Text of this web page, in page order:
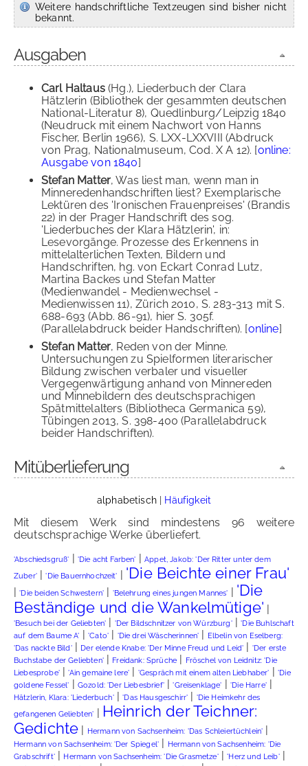
Weitere handschriftliche Textzeugen sind bisher nicht
bekannt.
Ausgaben
Carl Haltaus(Hg.), Liederbuch der Clara
Hätzlerin (Bibliothek der gesammten deutschen
National-Literatur 8), Quedlinburg/Leipzig 1840
(Neudruck mit einem Nachwort von Hanns
Fischer, Berlin 1966), S. LXX-LXXVIII (Abdruck
von Prag, Nationalmuseum, Cod. X A 12). [online:
Ausgabe von 1840]
Stefan Matter, Was liest man, wenn man in
Minneredenhandschriften liest? Exemplarische
Lektüren des 'Ironischen Frauenpreises' (Brandis
22) in der Prager Handschrift des sog.
'Liederbuches der Klara Hätzlerin', in:
Lesevorgänge. Prozesse des Erkennens in
mittelalterlichen Texten, Bildern und
Handschriften, hg. von Eckart Conrad Lutz,
Martina Backes und Stefan Matter
(Medienwandel - Medienwechsel -
Medienwissen 11), Zürich 2010, S. 283-313 mit S.
688-693 (Abb. 86-91), hier S. 305f.
(Parallelabdruck beider Handschriften). [online]
Stefan Matter, Reden von der Minne.
Untersuchungen zu Spielformen literarischer
Bildung zwischen verbaler und visueller
Vergegenwärtigung anhand von Minnereden
und Minnebildern des deutschsprachigen
Spätmittelalters (Bibliotheca Germanica 59),
Tübingen 2013, S. 398-400 (Parallelabdruck
beider Handschriften).
Mitüberlieferung
alphabetisch| Häufigkeit
Mit diesem Werk sind mindestens 96 weitere
deutschsprachige Werke überliefert.
'Abschiedsgruß' | 'Die acht Farben' |Appet, Jakob: 'Der Ritter unter dem
Zuber'|'Die Bauernhochzeit' | 'Die Beichte einer Frau'
|'Die beiden Schwestern' | 'Belehrung eines jungen Mannes' | 'Die
Beständige und die Wankelmütige' |
'Besuch bei der Geliebten' | 'Der Bildschnitzer von Würzburg'|'Die Buhlschaft
auf dem Baume A' |'Cato' | 'Die drei Wäscherinnen' | Elbelin von Eselberg:
'Das nackte Bild'| Der elende Knabe: 'Der Minne Freud und Leid' | 'Der erste
Buchstabe der Geliebten'| Freidank: Sprüche | Fröschel von Leidnitz: 'Die
Liebesprobe'|'Ain gemaine lere' | 'Gespräch mit einem alten Liebhaber' |'Die
goldene Fessel' | Gozold: 'Der Liebesbrief'|'Greisenklage' |'Die Harre'|
Hätzlerin, Klara: 'Liederbuch'|'Das Hausgeschirr' | 'Die Heimkehr des
gefangenen Geliebten' | Heinrich der Teichner:
Gedichte | Hermann von Sachsenheim: 'Das Schleiertüchlein' |
Hermann von Sachsenheim: 'Der Spiegel' | Hermann von Sachsenheim: 'Die
Grabschrift'| Hermann von Sachsenheim: 'Die Grasmetze'|'Herz und Leib'|